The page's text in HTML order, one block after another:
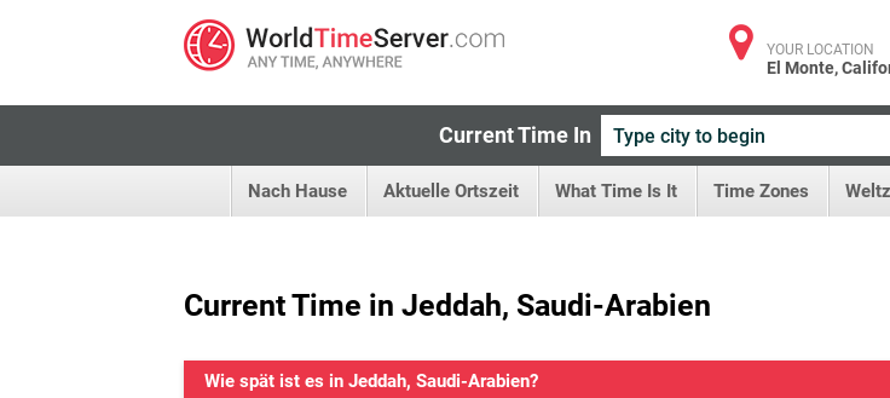
YOUR LOCATION
El Monte,
Current Time In
Nach Hause Aktuelle Ortszeit What Time Is It Time Zones
Current Time in Jeddah, Saudi-Arabien
Wie spät ist es in Jeddah, Saudi-Arabien?